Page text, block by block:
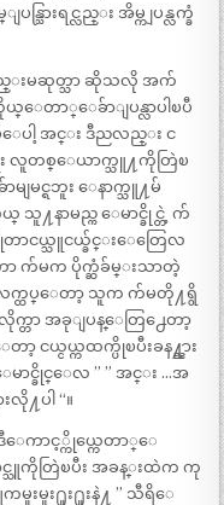
ြားရင္လည္း အိမ္ကျပန္လက္ခံ
ည္းမဆုတ္သာ ဆိုသလို အက်
တာ္ေခ်ာျပန္လာပါၿပီ
ပါ့ အင္း ဒီညလည္း င
လူတစ္ေယာက္သူ႔ကိုတြဲၿ
မင္ရဘူး ေနာက္သူ႔မ်
႔နာမည္က ေမာင္ခိုင္တဲ့ က်
ာငယ္သူငယ္ခ်င္းေတြေလ
က်မက ပိုက္ဆံခ်မ္းသာတဲ့
က္ထပ္ေတာ့ သူက က်မတို႔ရွိ
လိုက္တာ အခုျပန္ေတြ႕ေတာ့
ယ္ငယ္ကထက္ပိုၿပီးခန႔္ညား
ာင္ခိုင္ေလ ” ” အင္း …အ
႔ပါ “။
ေကာင့္ကိုယ္ကေတာ္ေ
သူကိုတြဲၿပီး အခန္းထဲက ကု
မူး႐ူး႐ူးနဲ႔ ” သီရိေ